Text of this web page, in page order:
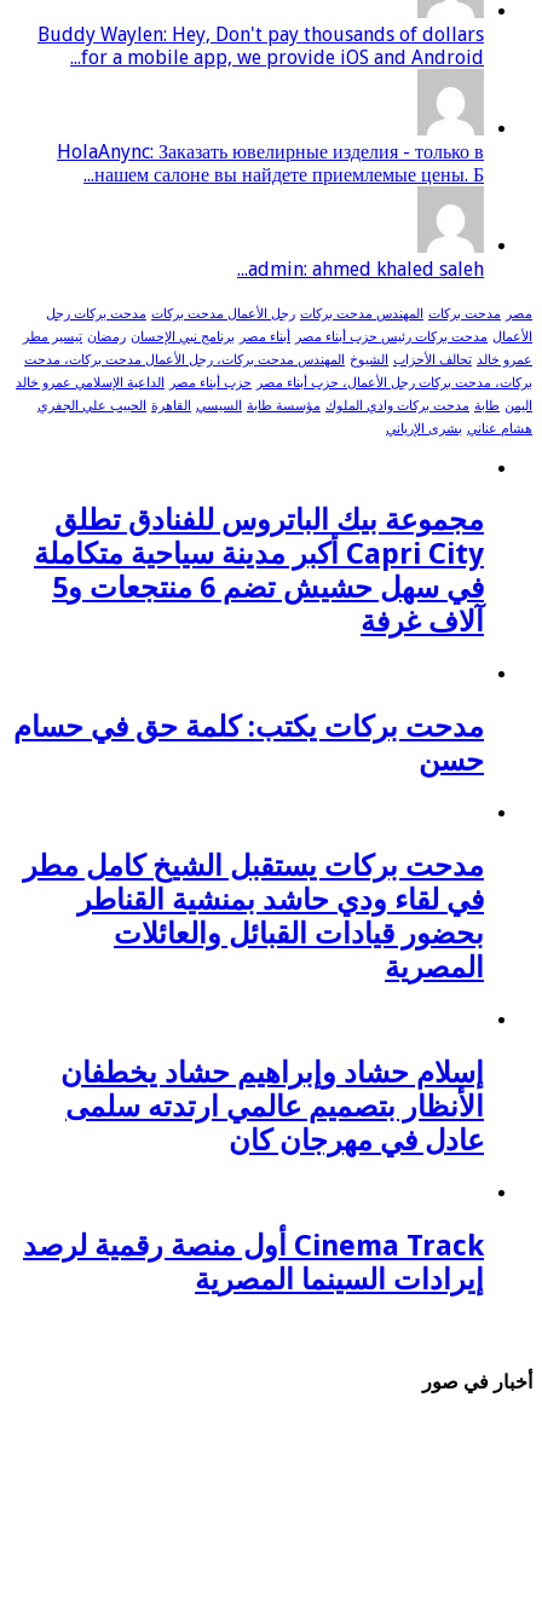
Buddy Waylen: Hey, Don't pay thousands of dollars
for a mobile app, we provide iOS and Android...
HolaAnync: Заказать ювелирные изделия - только в
нашем салоне вы найдете приемлемые цены. Б...
admin: ahmed khaled saleh...
مصر مدحت بركات المهندس مدحت بركات رجل الأعمال مدحت بركات مدحت بركات رجل
الأعمال مدحت بركات رئيس حزب أبناء مصر أبناء مصر برنامج نبي الإحسان رمضان تيسير مطر
عمرو خالد تحالف الأحزاب الشيوخ المهندس مدحت بركات، رجل الأعمال مدحت بركات، مدحت
بركات، مدحت بركات رجل الأعمال، حزب أبناء مصر
حزب أبناء مصر
الداعية الإسلامي عمرو خالد
اليمن طابة مدحت بركات وادي الملوك مؤسسة طابة السيسي القاهرة الحبيب علي الجفري
هشام عناني بشرى الإرياني
مجموعة بيك الباتروس للفنادق تطلق
Capri City أكبر مدينة سياحية متكاملة
في سهل حشيش تضم 6 منتجعات و5
آلاف غرفة
مدحت بركات يكتب: كلمة حق في حسام
حسن
مدحت بركات يستقبل الشيخ كامل مطر
في لقاء ودي حاشد بمنشية القناطر
بحضور قيادات القبائل والعائلات
المصرية
إسلام حشاد وإبراهيم حشاد يخطفان
الأنظار بتصميم عالمي ارتدته سلمى
عادل في مهرجان كان
Cinema Track أول منصة رقمية لرصد
إيرادات السينما المصرية
أخبار في صور